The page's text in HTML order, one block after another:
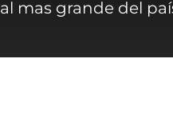
mas grande del